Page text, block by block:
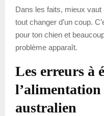
Dans les faits, mieux
tout changer d’un coup.
pour ton chien et
problème apparaît.
Les erreurs à
australien